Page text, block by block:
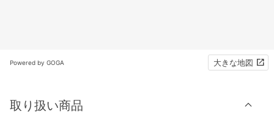
Powered by GOGA 大きな地図
取り扱い商品